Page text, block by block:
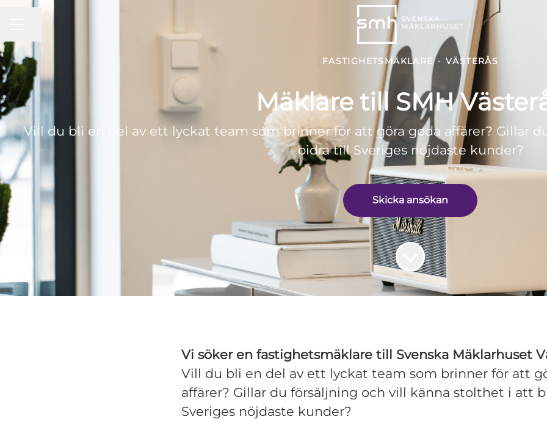
KARRIÄRMENY
Dela sidan
FASTIGHETSMÄKLARE · VÄSTERÅS
Mäklare till SMH
Vill du bli en del av ett lyckat team som brinner för att göra goda affärer? Gillar
bidra till Sveriges nöjdaste kunder?
Skicka ansökan
Vi söker en fastighetsmäklare till Svenska Mäklarhuset
Vill du bli en del av ett lyckat team som brinner för att
affärer? Gillar du försäljning och vill känna stolthet i att
Sveriges nöjdaste kunder?